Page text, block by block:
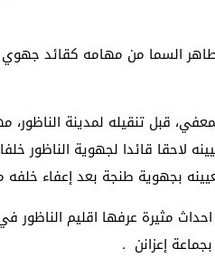
السما من مهامه كقائد جهوي
قبل تنقيله لمدينة الناظور،
لاحقا قائدا لجهوية الناظور
بجهوية طنجة بعد إعفاء
احداث مثيرة عرفها اقليم الناظور
إعزانن .